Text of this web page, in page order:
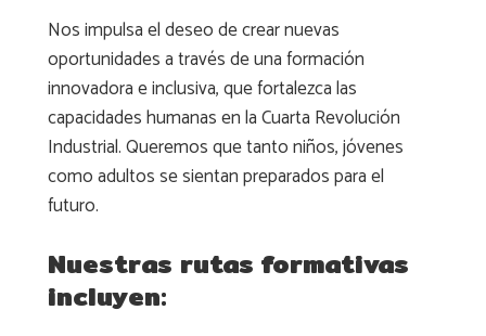
Nos impulsa el deseo de crear nuevas
oportunidades a través de una formación
innovadora e inclusiva, que fortalezca las
capacidades humanas en la Cuarta Revolución
Industrial. Queremos que tanto niños, jóvenes
como adultos se sientan preparados para el
futuro.
Nuestras rutas formativas
incluyen: